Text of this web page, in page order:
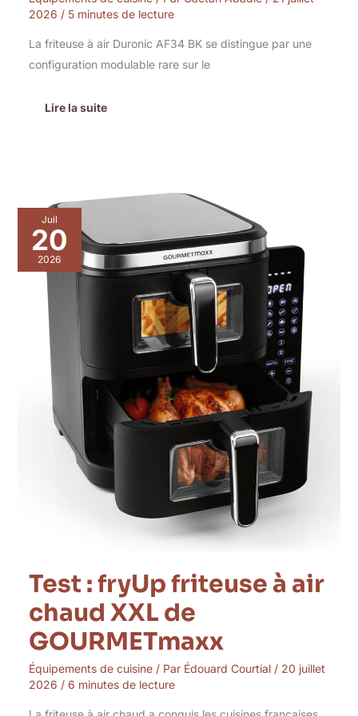
2026 / 5 minutes de lecture
La friteuse à air Duronic AF34 BK se distingue par une
configuration modulable rare sur le
Lire la suite
Juil
20
2026
Test : fryUp friteuse à air
chaud XXL de
GOURMETmaxx
Équipements de cuisine/ Par Édouard Courtial / 20 juillet
2026 / 6 minutes de lecture
Test
:
fryUp
friteuse
à
air
chaud
XXL
de
GOURMETmaxx